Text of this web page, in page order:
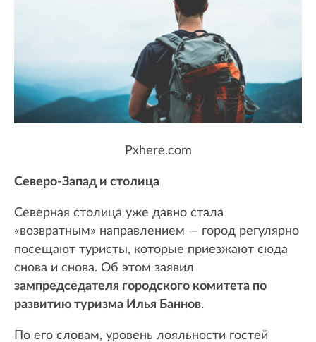
Pxhere.com
Северо-Запад и столица
Северная столица уже давно стала
«возвратным» направлением — город регулярно
посещают туристы, которые приезжают сюда
снова и снова. Об этом заявил
зампредседателя городского комитета по
развитию туризма Илья Баннов.
По его словам, уровень лояльности гостей